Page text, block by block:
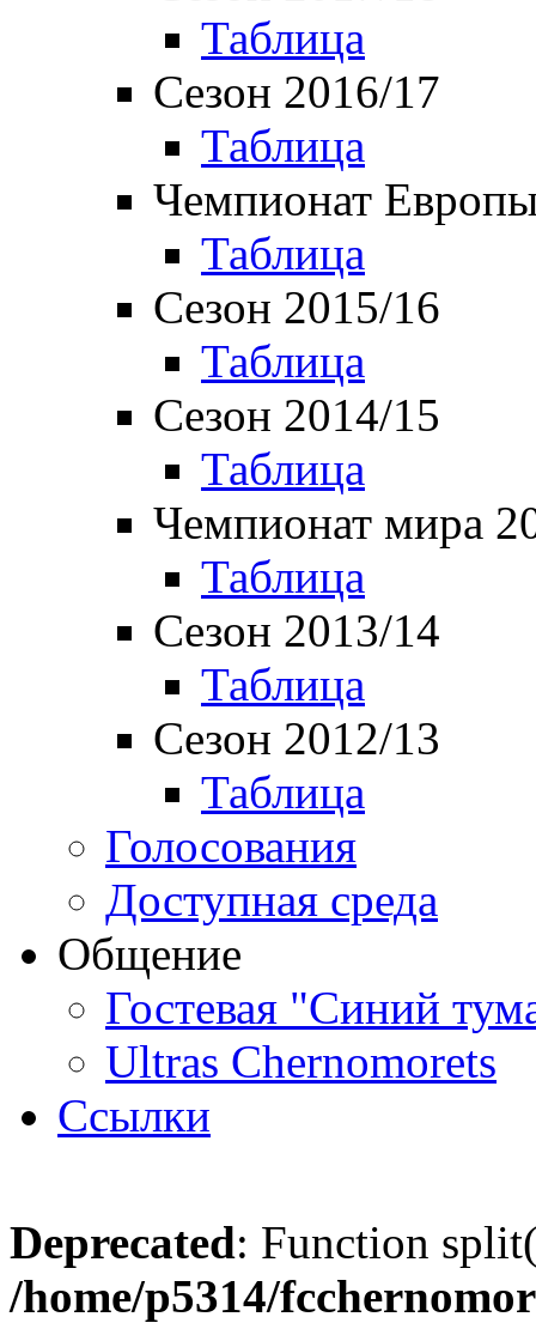
Таблица
Сезон 2016/17
Таблица
Чемпионат
Таблица
Сезон 2015/16
Таблица
Сезон 2014/15
Таблица
Чемпионат мира
Таблица
Сезон 2013/14
Таблица
Сезон 2012/13
Таблица
Голосования
Доступная среда
Общение
Гостевая "Синий
Ultras Chernomorets
Ссылки
Deprecated: Function
/home/p5314/